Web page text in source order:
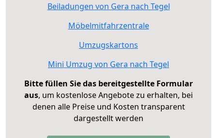
Beiladungen von Gera nach Tegel
Möbelmitfahrzentrale
Umzugskartons
Mini Umzug von Gera nach Tegel
Bitte füllen Sie das bereitgestellte Formular
aus, um kostenlose Angebote zu erhalten, bei
denen alle Preise und Kosten transparent
dargestellt werden